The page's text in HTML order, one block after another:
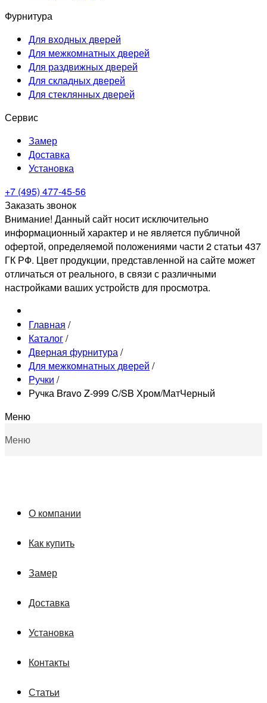
Фурнитура
Для входных дверей
Для межкомнатных дверей
Для раздвижных дверей
Для складных дверей
Для стеклянных дверей
Сервис
Замер
Доставка
Установка
+7 (495) 477-45-56
Заказать звонок
Внимание! Данный сайт носит исключительно
информационный характер и не является публичной
офертой, определяемой положениями части 2 статьи 437
ГК РФ. Цвет продукции, представленной на сайте может
отличаться от реального, в связи с различными
настройками ваших устройств для просмотра.
Главная /
Каталог/
Дверная фурнитура/
Для межкомнатных дверей /
Ручки /
Ручка Bravo Z-999 C/SB Хром/МатЧерный
Меню
Меню
О компании
Как купить
Замер
Доставка
Установка
Контакты
Статьи